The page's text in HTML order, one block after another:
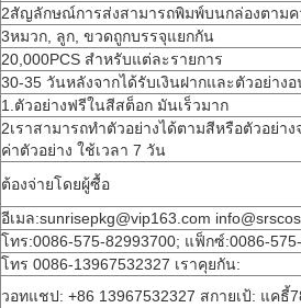
2สัญลักษณ์การส่งสามารถพิมพ์บนกล่องตามค
3หมวก, ลูก, ขวดถูกบรรจุแยกกัน
20,000PCS สําหรับแต่ละรายการ
30-35 วันหลังจากได้รับเงินฝากและตัวอย่าง
1.ตัวอย่างฟรีในสีสต็อก มันเร็วมาก
2เราสามารถทําตัวอย่างได้ตามสีหรือตัวอย่
ค่าตัวอย่าง ใช้เวลา 7 วัน
ต้องจ่ายโดยผู้ซื้อ
อีเมล:sunrisepkg@vip163.com
โทร:0086-575-82993700; แฟ็กซ์:0086-
โทร 0086-13967532327 เราคุยกัน:
วอทแชป: +86 13967532327 สกายเป้: แคธี้